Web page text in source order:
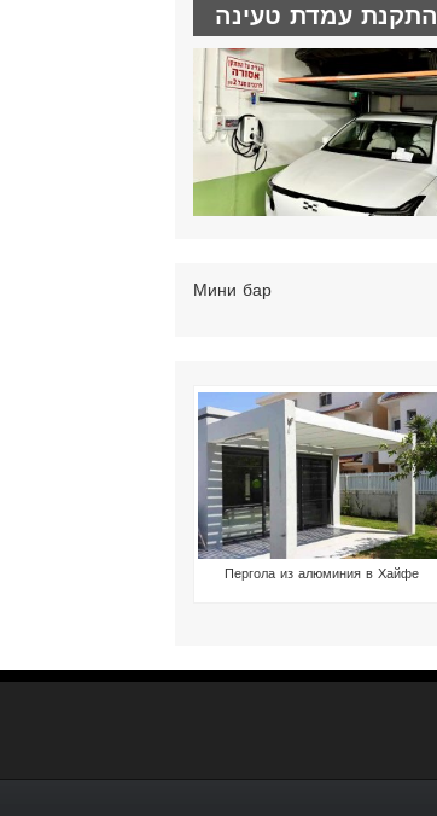
התקנת עמדת טעינה
Мини бар
Пергола из алюминия в Хайфе